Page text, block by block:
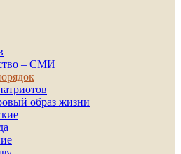
– СМИ
образ жизни